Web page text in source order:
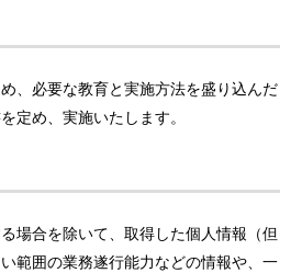
、必要な教育と実施方法を盛り込んだ
定め、実施いたします。
場合を除いて、取得した個人情報（但
範囲の業務遂行能力などの情報や、一